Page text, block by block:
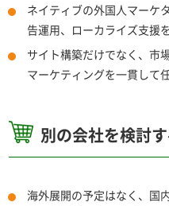
ネイティブの外国人マーケ
告運用、ローカライズ支援
サイト構築だけでなく、市
マーケティングを一貫して
別の会社を検討
海外展開の予定はなく、国